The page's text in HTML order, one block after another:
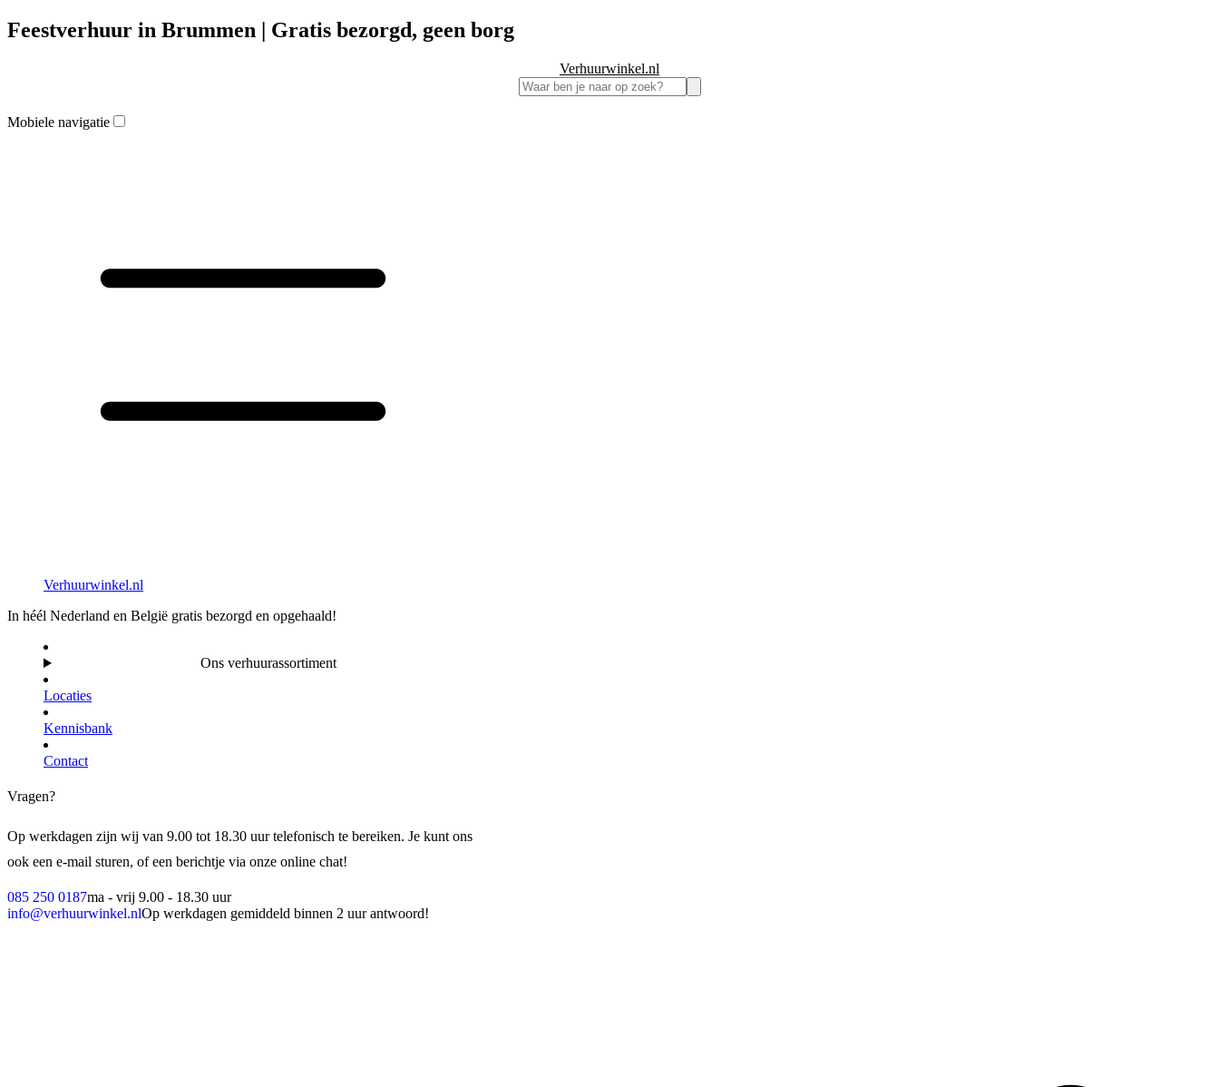
Feestverhuur in Brummen | Gratis bezorgd, geen borg
Verhuurwinkel.nl
Mobiele navigatie
Verhuurwinkel.nl
In héél Nederland en België gratis bezorgd en opgehaald!
Ons verhuurassortiment
Locaties
Kennisbank
Contact
Vragen?
Op werkdagen zijn wij van 9.00 tot 18.30 uur telefonisch te bereiken. Je kunt ons
ook een e-mail sturen, of een berichtje via onze online chat!
085 250 0187ma - vrij 9.00 - 18.30 uur
info@verhuurwinkel.nlOp werkdagen gemiddeld binnen 2 uur antwoord!